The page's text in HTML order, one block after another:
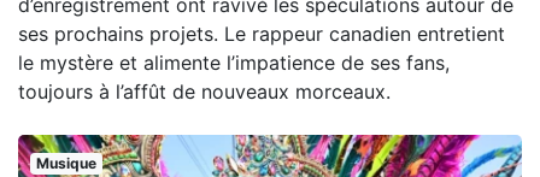
d’enregistrement ont ravivé les spéculations autour de
ses prochains projets. Le rappeur canadien entretient
le mystère et alimente l’impatience de ses fans,
toujours à l’affût de nouveaux morceaux.
Musique